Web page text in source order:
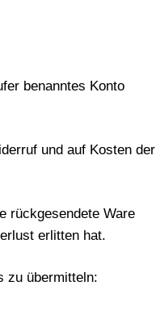
benanntes Konto
und auf Kosten der
rückgesendete Ware
erlitten hat.
zu übermitteln: